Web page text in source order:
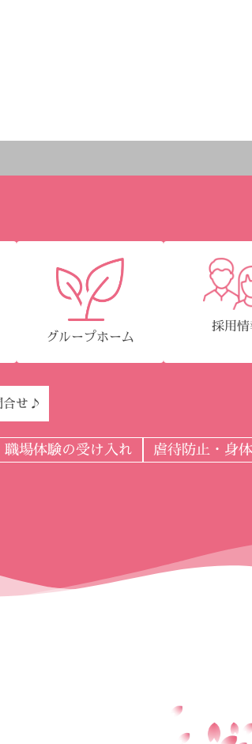
グループホーム
採用
合せ♪
職場体験の受け入れ 虐待防止・身